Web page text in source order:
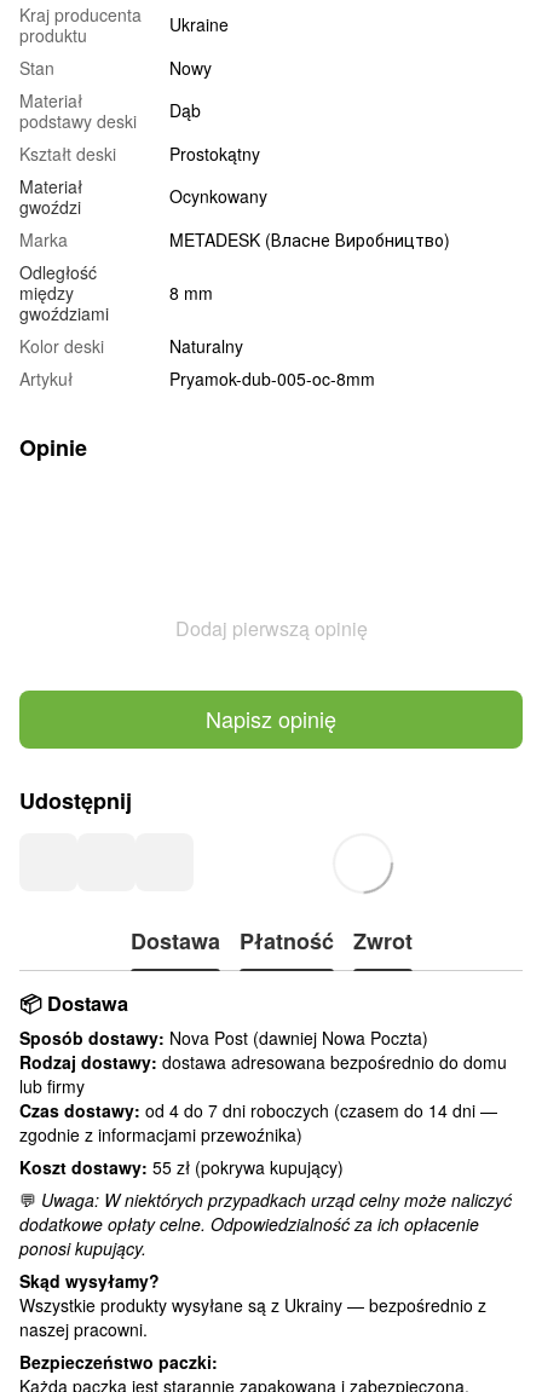
Kraj producenta
produktu
Ukraine
Stan
Nowy
Materiał
podstawy deski
Dąb
Kształt deski
Prostokątny
Materiał
gwoździ
Ocynkowany
Marka
METADESK (Власне Виробництво)
Odległość
między
gwoździami
8 mm
Kolor deski
Naturalny
Artykuł
Pryamok-dub-005-oc-8mm
Opinie
Dodaj pierwszą opinię
Napisz opinię
Udostępnij
Dostawa Płatność Zwrot
📦 Dostawa
Sposób dostawy: Nova Post (dawniej Nowa Poczta)
Rodzaj dostawy: dostawa adresowana bezpośrednio do domu
lub firmy
Czas dostawy: od 4 do 7 dni roboczych (czasem do 14 dni —
zgodnie z informacjami przewoźnika)
Koszt dostawy: 55 zł (pokrywa kupujący)
💬 Uwaga: W niektórych przypadkach urząd celny może naliczyć
dodatkowe opłaty celne. Odpowiedzialność za ich opłacenie
ponosi kupujący.
Skąd wysyłamy?
Wszystkie produkty wysyłane są z Ukrainy — bezpośrednio z
naszej pracowni.
Bezpieczeństwo paczki:
Każda paczka jest starannie zapakowana i zabezpieczona.